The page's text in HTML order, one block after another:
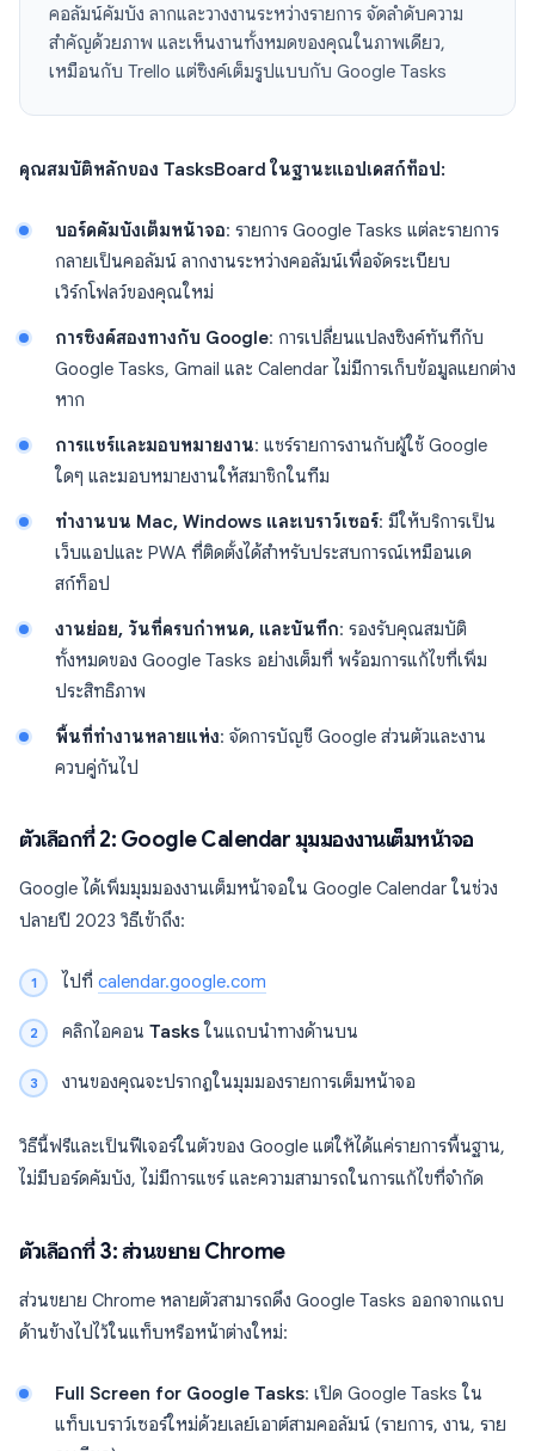
คอลัมน์คัมบัง ลากและวางงานระหว่างรายการ จัดลำดับความ
สำคัญด้วยภาพ และเห็นงานทั้งหมดของคุณในภาพเดียว,
เหมือนกับ Trello แต่ซิงค์เต็มรูปแบบกับ Google Tasks
คุณสมบัติหลักของ TasksBoard ในฐานะแอปเดสก์ท็อป:
บอร์ดคัมบังเต็มหน้าจอ: รายการ Google Tasks แต่ละรายการ
กลายเป็นคอลัมน์ ลากงานระหว่างคอลัมน์เพื่อจัดระเบียบ
เวิร์กโฟลว์ของคุณใหม่
การซิงค์สองทางกับ Google: การเปลี่ยนแปลงซิงค์ทันทีกับ
Google Tasks, Gmail และ Calendar ไม่มีการเก็บข้อมูลแยกต่าง
หาก
การแชร์และมอบหมายงาน: แชร์รายการงานกับผู้ใช้ Google
ใดๆ และมอบหมายงานให้สมาชิกในทีม
ทำงานบน Mac, Windows และเบราว์เซอร์: มีให้บริการเป็น
เว็บแอปและ PWA ที่ติดตั้งได้สำหรับประสบการณ์เหมือนเด
สก์ท็อป
งานย่อย, วันที่ครบกำหนด, และบันทึก: รองรับคุณสมบัติ
ทั้งหมดของ Google Tasks อย่างเต็มที่ พร้อมการแก้ไขที่เพิ่ม
ประสิทธิภาพ
พื้นที่ทำงานหลายแห่ง: จัดการบัญชี Google ส่วนตัวและงาน
ควบคู่กันไป
ตัวเลือกที่ 2: Google Calendar มุมมองงานเต็มหน้าจอ
Google ได้เพิ่มมุมมองงานเต็มหน้าจอใน Google Calendar ในช่วง
ปลายปี 2023 วิธีเข้าถึง:
ไปที่ calendar.google.com
คลิกไอคอน Tasks ในแถบนำทางด้านบน
งานของคุณจะปรากฏในมุมมองรายการเต็มหน้าจอ
วิธีนี้ฟรีและเป็นฟีเจอร์ในตัวของ Google แต่ให้ได้แค่รายการพื้นฐาน,
ไม่มีบอร์ดคัมบัง, ไม่มีการแชร์ และความสามารถในการแก้ไขที่จำกัด
ตัวเลือกที่ 3: ส่วนขยาย Chrome
ส่วนขยาย Chrome หลายตัวสามารถดึง Google Tasks ออกจากแถบ
ด้านข้างไปไว้ในแท็บหรือหน้าต่างใหม่:
Full Screen for Google Tasks: เปิด Google Tasks ใน
แท็บเบราว์เซอร์ใหม่ด้วยเลย์เอาต์สามคอลัมน์ (รายการ, งาน, ราย